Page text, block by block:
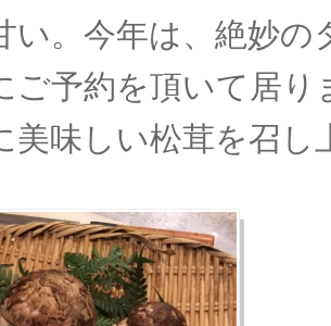
い。今年は、絶妙の
ご予約を頂いて居り
美味しい松茸を召